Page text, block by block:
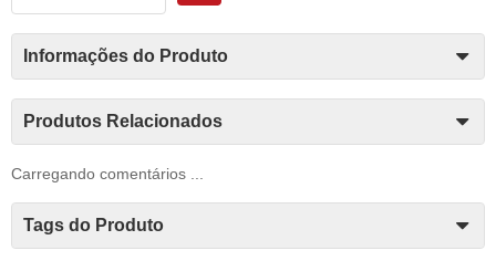
Informações do Produto
Produtos Relacionados
Carregando comentários ...
Tags do Produto